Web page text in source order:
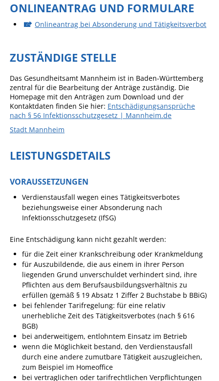
Gutachterausschuss
Organspende
Selbstbestimmung
Fachstelle
Wohnungssicherung
Aushang- und Schaukästen
Bekanntmachungen
Ortsrecht
Gemeinderat
Standesamtliche
Trauungen
Karriere
Onlinezugangsgesetz
ERLEBEN
Tourismus
Steillagen/Weinberge
Natur Umwelt Klima
ONLINEANTRAG UND FORMULARE
Onlineantrag bei Absonderung und Tätigkeitsverbot
ZUSTÄNDIGE STELLE
Das Gesundheitsamt Mannheim ist in Baden-Württemberg
zentral für die Bearbeitung der Anträge zuständig. Die
Homepage mit den Anträgen zum Download und der
Kontaktdaten finden Sie hier: Entschädigungsansprüche
nach § 56 Infektionsschutzgesetz | Mannheim.de
Stadt Mannheim
LEISTUNGSDETAILS
VORAUSSETZUNGEN
Verdienstausfall wegen eines Tätigkeitsverbotes
beziehungsweise einer Absonderung nach
Infektionsschutzgesetz (IfSG)
Eine Entschädigung kann nicht gezahlt werden:
für die Zeit einer Krankschreibung oder Krankmeldung
für Auszubildende, die aus einem in ihrer Person
liegenden Grund unverschuldet verhindert sind, ihre
Pflichten aus dem Berufsausbildungsverhältnis zu
erfüllen (gemäß § 19 Absatz 1 Ziffer 2 Buchstabe b BBiG)
bei fehlender Tarifregelung: für eine relativ
unerhebliche Zeit des Tätigkeitsverbotes (nach § 616
BGB)
bei anderweitigem, entlohntem Einsatz im Betrieb
wenn die Möglichkeit bestand, den Verdienstausfall
durch eine andere zumutbare Tätigkeit auszugleichen,
zum Beispiel im Homeoffice
bei vertraglichen oder tarifrechtlichen Verpflichtungen